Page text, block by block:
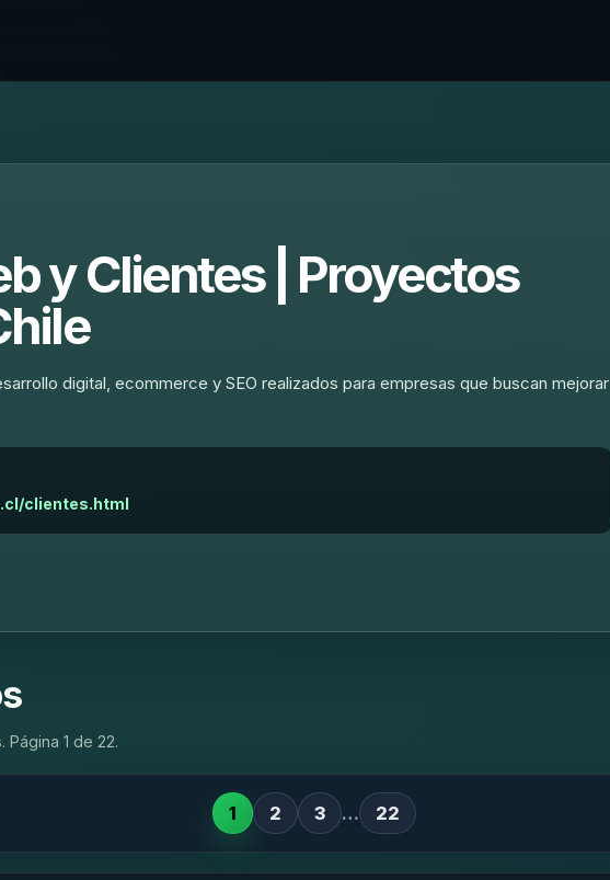
y Clientes | Proyectos
digital, ecommerce y SEO realizados para empresas que buscan mejorar
clientes.html
Página 1 de 22.
1 2 3 … 22